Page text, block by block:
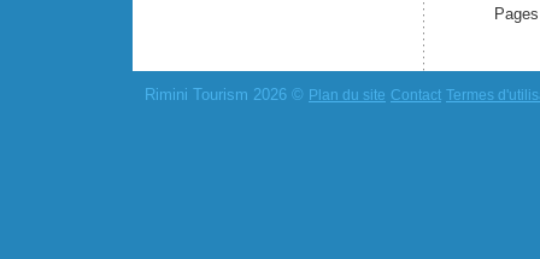
Rimini Tourism 2026 © Plan du site Contact Termes